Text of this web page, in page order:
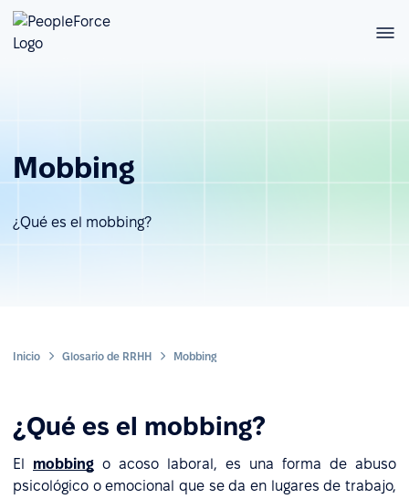
Mobbing
¿Qué es el mobbing?
Inicio Glosario de RRHH Mobbing
¿Qué es el mobbing?
El mobbing o acoso laboral, es una forma de abuso
psicológico o emocional que se da en lugares de trabajo,